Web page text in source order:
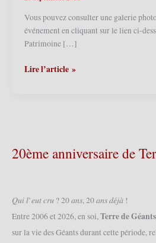
Vous pouvez consulter une galerie
événement en cliquant sur le lien ci-
Patrimoine […]
Douai
2015
–
la
Maison
Géants
Lire l’article »
20ème anniversaire de
𝑄𝑢𝑖 𝑙’𝑒𝑢𝑡 𝑐𝑟𝑢 ? 20 𝑎𝑛𝑠, 20 𝑎𝑛𝑠 𝑑𝑒́𝑗𝑎̀ !
Entre 2006 et 2026, en soi,Terre de Géants
sur la vie des Géants durant cette période,